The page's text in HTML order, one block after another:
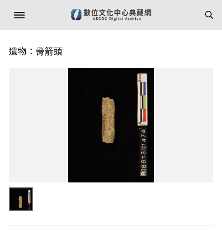
遺物：骨箭頭